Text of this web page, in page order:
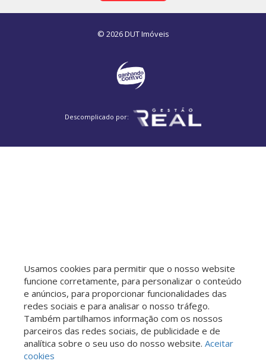
© 2026 DUT Imóveis
Descomplicado por:
Usamos cookies para permitir que o nosso website
funcione corretamente, para personalizar o conteúdo
e anúncios, para proporcionar funcionalidades das
redes sociais e para analisar o nosso tráfego.
Também partilhamos informação com os nossos
parceiros das redes sociais, de publicidade e de
analítica sobre o seu uso do nosso website. Aceitar
cookies